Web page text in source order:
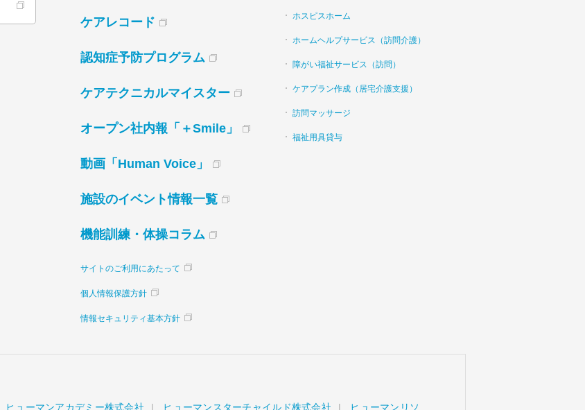
ケアレコード
認知症予防プログラム
ケアテクニカルマイスター
オープン社内報「＋Smile」
動画「Human Voice」
施設のイベント情報一覧
機能訓練・体操コラム
サイトのご利用にあたって
個人情報保護方針
情報セキュリティ基本方針
ホスピスホーム
ホームヘルプサービス（訪問介護）
障がい福祉サービス（訪問）
ケアプラン作成（居宅介護支援）
訪問マッサージ
福祉用具貸与
ヒューマンアカデミー株式会社 ヒューマンスターチャイルド株式会社 ヒューマンリソ